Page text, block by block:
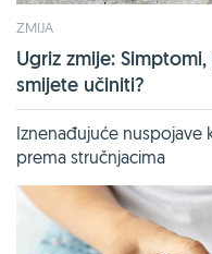
ZMIJA
Ugriz zmije:
smijete učiniti?
Iznenađujuće nuspojave
prema stručnjacima